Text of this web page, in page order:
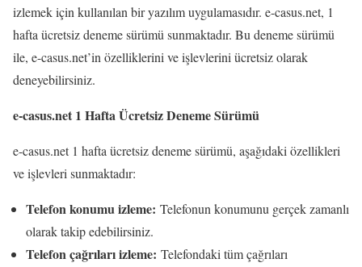
izlemek için kullanılan bir yazılım uygulamasıdır. e-casus.net, 1
hafta ücretsiz deneme sürümü sunmaktadır. Bu deneme sürümü
ile, e-casus.net’in özelliklerini ve işlevlerini ücretsiz olarak
deneyebilirsiniz.
e-casus.net 1 Hafta Ücretsiz Deneme Sürümü
e-casus.net 1 hafta ücretsiz deneme sürümü, aşağıdaki özellikleri
ve işlevleri sunmaktadır:
Telefon konumu izleme: Telefonun konumunu gerçek zamanlı
olarak takip edebilirsiniz.
Telefon çağrıları izleme: Telefondaki tüm çağrıları